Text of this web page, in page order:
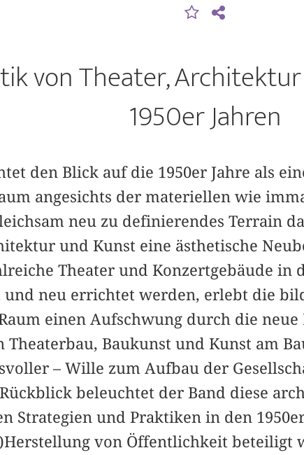
von Theater,
1950er Jahren
den Blick auf die 1950er Jahre als
angesichts der materiellen wie
neu zu definierendes Terrain
und Kunst eine ästhetische
Theater und Konzertgebäude in
neu errichtet werden, erlebt die
einen Aufschwung durch die neue
Theaterbau, Baukunst und Kunst am
– Wille zum Aufbau der
beleuchtet der Band diese
Strategien und Praktiken in den
von Öffentlichkeit beteiligt